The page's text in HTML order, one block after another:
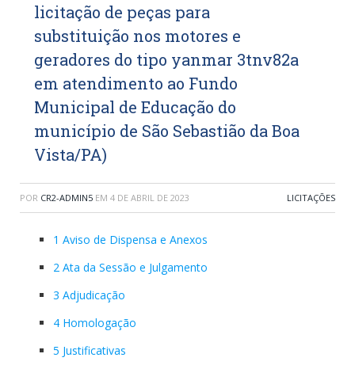
licitação de peças para
substituição nos motores e
geradores do tipo yanmar 3tnv82a
em atendimento ao Fundo
Municipal de Educação do
município de São Sebastião da Boa
Vista/PA)
POR CR2-ADMIN5 EM 4 DE ABRIL DE 2023 LICITAÇÕES
1 Aviso de Dispensa e Anexos
2 Ata da Sessão e Julgamento
3 Adjudicação
4 Homologação
5 Justificativas